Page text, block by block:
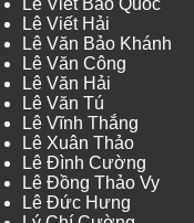
Lê Viết Bảo Quốc
Lê Viết Hải
Lê Văn Bảo Khánh
Lê Văn Công
Lê Văn Hải
Lê Văn Tú
Lê Vĩnh Thắng
Lê Xuân Thảo
Lê Đình Cường
Lê Đồng Thảo Vy
Lê Đức Hưng